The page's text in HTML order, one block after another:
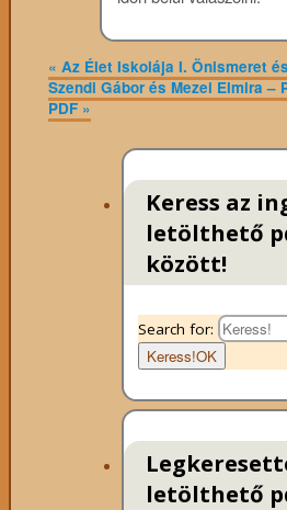
« Az Élet Iskolája I. Önismeret
Szendi Gábor és Mezei Elmira
PDF»
Keress az
letölthető
között!
Search for:
Keress!OK
letölthető